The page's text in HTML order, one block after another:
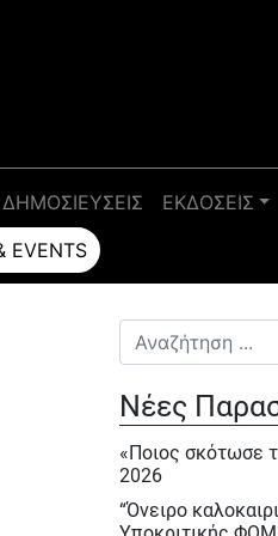
ΔΗΜΟΣΙΕΥΣΕΙΣ ΕΚΔΟΣΕΙΣ
Αναζήτηση για:
Νέες
«Ποιος σκότωσε
2026
“Όνειρο